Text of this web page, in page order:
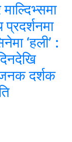
‘हली’ :
दर्शक